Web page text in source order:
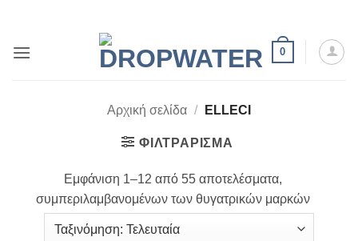
περιεχόμενο
0
Αρχική σελίδα / ELLECI
ΦΙΛΤΡΆΡΙΣΜΑ
Εμφάνιση 1–12 από 55 αποτελέσματα,
συμπεριλαμβανομένων των θυγατρικών μαρκών